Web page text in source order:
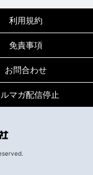
利用規約
免責事項
お問合わせ
ルマガ配信停止